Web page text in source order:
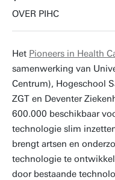
OVER PIHC
Het Pioneers in Health
samenwerking van
Centrum), Hogeschool
ZGT en Deventer
600.000 beschikbaar
technologie slim
brengt artsen en
technologie te
door bestaande